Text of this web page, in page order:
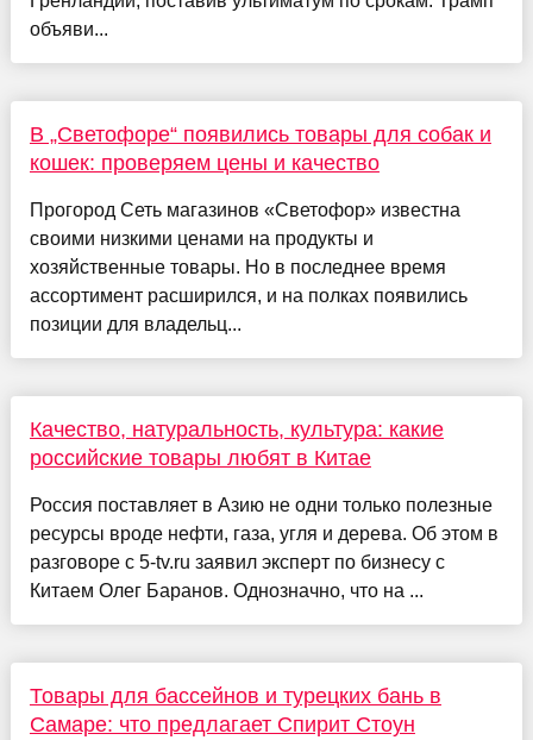
объяви...
В „Светофоре“ появились товары для собак и
кошек: проверяем цены и качество
Прогород Сеть магазинов «Светофор» известна
своими низкими ценами на продукты и
хозяйственные товары. Но в последнее время
ассортимент расширился, и на полках появились
позиции для владельц...
Качество, натуральность, культура: какие
российские товары любят в Китае
Россия поставляет в Азию не одни только полезные
ресурсы вроде нефти, газа, угля и дерева. Об этом в
разговоре с 5-tv.ru заявил эксперт по бизнесу с
Китаем Олег Баранов. Однозначно, что на ...
Товары для бассейнов и турецких бань в
Самаре: что предлагает Спирит Стоун